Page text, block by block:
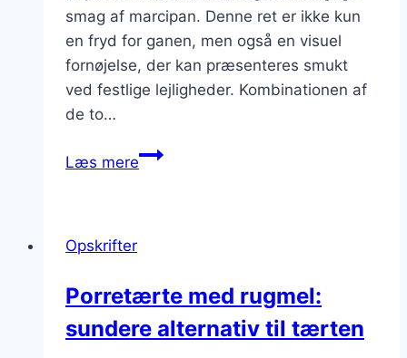
smag af marcipan. Denne ret er ikke kun
en fryd for ganen, men også en visuel
fornøjelse, der kan præsenteres smukt
ved festlige lejligheder. Kombinationen af
de to…
Læs merePorretærte
Opskrifter
Porretærte med rugmel:
sundere alternativ til tærten